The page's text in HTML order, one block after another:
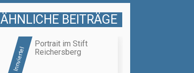
ÄHNLICHE BEITRÄGE
Innviertel
Portrait im Stift
Reichersberg